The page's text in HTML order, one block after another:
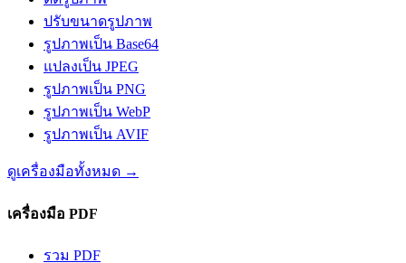
ปรับขนาดรูปภาพ
รูปภาพเป็น Base64
แปลงเป็น JPEG
รูปภาพเป็น PNG
รูปภาพเป็น WebP
รูปภาพเป็น AVIF
ดูเครื่องมือทั้งหมด →
เครื่องมือ PDF
รวม PDF